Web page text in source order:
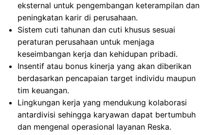
eksternal untuk pengembangan keterampilan dan
peningkatan karir di perusahaan.
Sistem cuti tahunan dan cuti khusus sesuai
peraturan perusahaan untuk menjaga
keseimbangan kerja dan kehidupan pribadi.
Insentif atau bonus kinerja yang akan diberikan
berdasarkan pencapaian target individu maupun
tim keuangan.
Lingkungan kerja yang mendukung kolaborasi
antardivisi sehingga karyawan dapat bertumbuh
dan mengenal operasional layanan Reska.